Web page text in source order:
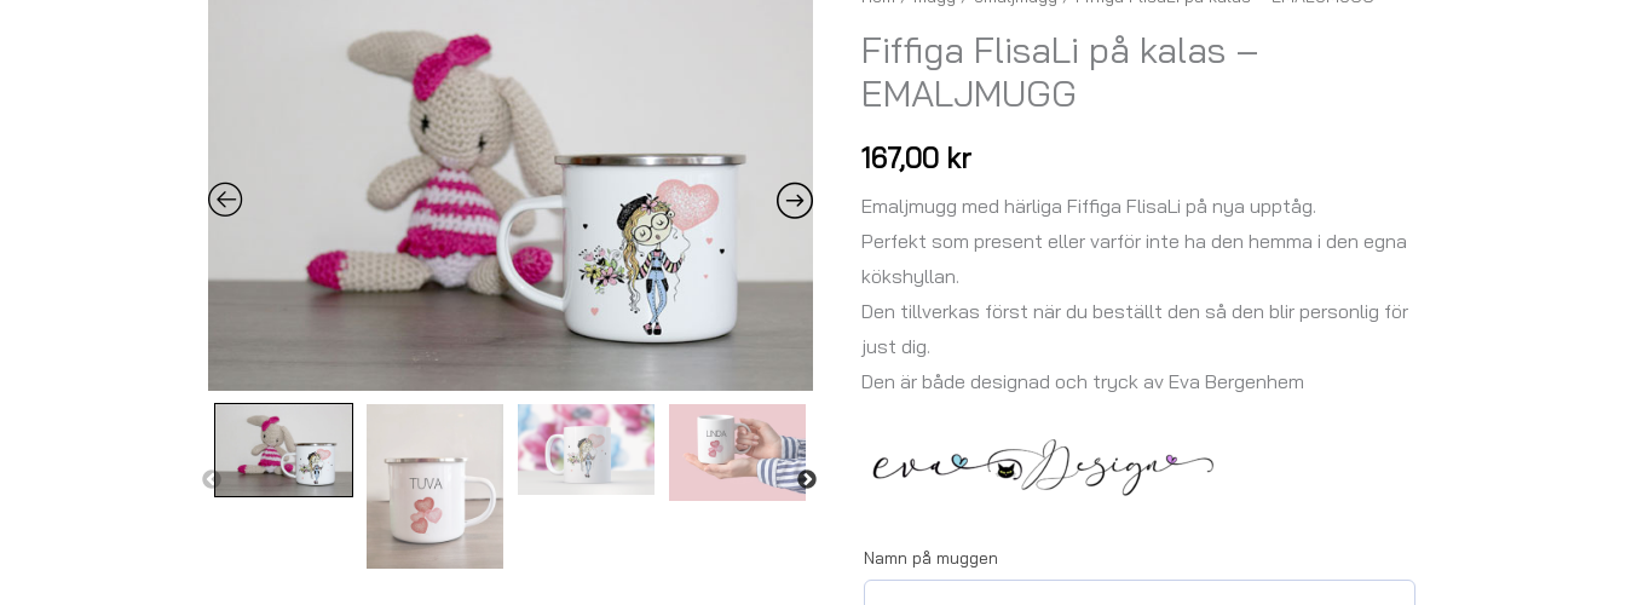
Fiffiga FlisaLi på kalas –
EMALJMUGG
167,00 kr
Emaljmugg med härliga Fiffiga FlisaLi på nya upptåg.
Perfekt som present eller varför inte ha den hemma i den egna
kökshyllan.
Den tillverkas först när du beställt den så den blir personlig för
just dig.
Den är både designad och tryck av Eva Bergenhem
Namn på muggen
på
kalas
EMALJMUGG